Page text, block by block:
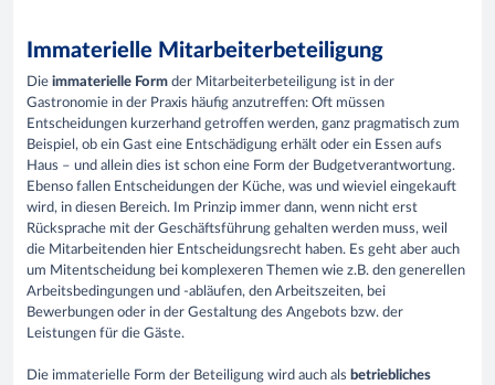
Immaterielle Mitarbeiterbeteiligung
Die immaterielle Form der Mitarbeiterbeteiligung ist in der
Gastronomie in der Praxis häufig anzutreffen: Oft müssen
Entscheidungen kurzerhand getroffen werden, ganz pragmatisch zum
Beispiel, ob ein Gast eine Entschädigung erhält oder ein Essen aufs
Haus – und allein dies ist schon eine Form der Budgetverantwortung.
Ebenso fallen Entscheidungen der Küche, was und wieviel eingekauft
wird, in diesen Bereich. Im Prinzip immer dann, wenn nicht erst
Rücksprache mit der Geschäftsführung gehalten werden muss, weil
die Mitarbeitenden hier Entscheidungsrecht haben. Es geht aber auch
um Mitentscheidung bei komplexeren Themen wie z.B. den generellen
Arbeitsbedingungen und -abläufen, den Arbeitszeiten, bei
Bewerbungen oder in der Gestaltung des Angebots bzw. der
Leistungen für die Gäste.
Die immaterielle Form der Beteiligung wird auch als betriebliches